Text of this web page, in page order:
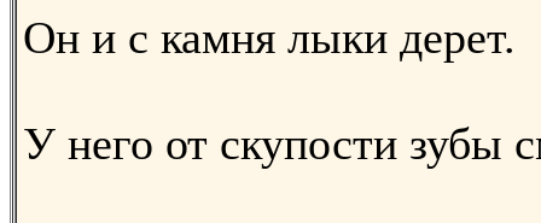
Он и с камня лыки дерет.
У него от скупости зубы